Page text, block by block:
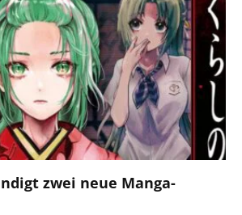
zwei neue Manga-